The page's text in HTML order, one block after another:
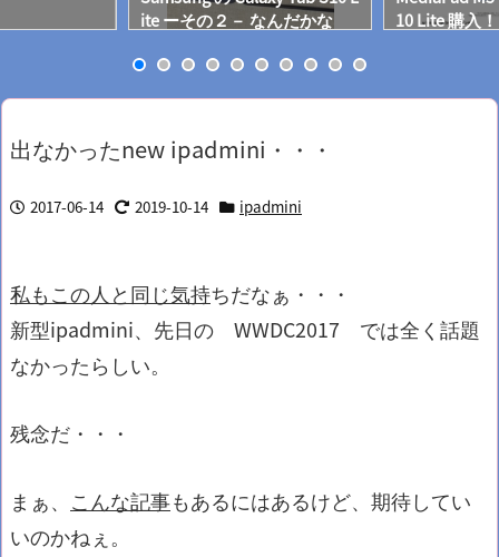
ite ーその２－ なんだかな
10 Lite 購入！
出なかったnew ipadmini・・・
2017-06-14 2019-10-14 ipadmini
私もこの人と同じ気持ちだなぁ・・・
新型ipadmini、先日の WWDC2017 では全く話題
なかったらしい。
残念だ・・・
まぁ、 こんな記事もあるにはあるけど、期待してい
いのかねぇ。